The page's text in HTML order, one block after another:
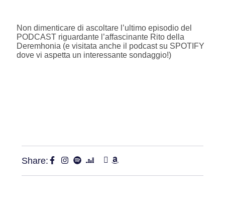
Non dimenticare di ascoltare l’ultimo episodio del
PODCAST riguardante l’affascinante Rito della
Deremhonia (e visitata anche il podcast su SPOTIFY
dove vi aspetta un interessante sondaggio!)
Share: